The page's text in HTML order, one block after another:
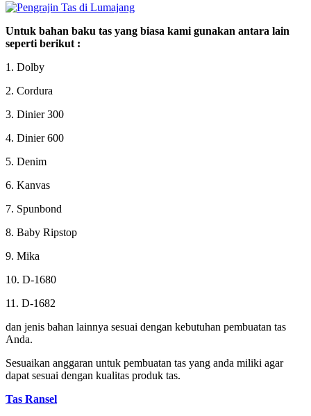
Untuk bahan baku tas yang biasa kami gunakan antara lain
seperti berikut :
1. Dolby
2. Cordura
3. Dinier 300
4. Dinier 600
5. Denim
6. Kanvas
7. Spunbond
8. Baby Ripstop
9. Mika
10. D-1680
11. D-1682
dan jenis bahan lainnya sesuai dengan kebutuhan pembuatan tas
Anda.
Sesuaikan anggaran untuk pembuatan tas yang anda miliki agar
dapat sesuai dengan kualitas produk tas.
Tas Ransel